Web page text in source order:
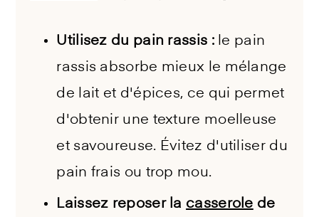
Utilisez du pain rassis :le pain
rassis absorbe mieux le mélange
de lait et d'épices, ce qui permet
d'obtenir une texture moelleuse
et savoureuse. Évitez d'utiliser du
pain frais ou trop mou.
Laissez reposer la casserole de